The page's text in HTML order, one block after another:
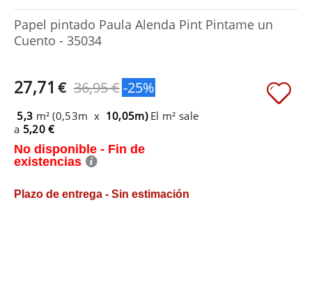
Papel pintado Paula Alenda Pint Pintame un
Cuento - 35034
27,71 € 36,95 €-25%
5,3 m² (0,53m x 10,05m) El m² sale
a 5,20 €
No disponible - Fin de
existencias
Plazo de entrega - Sin estimación